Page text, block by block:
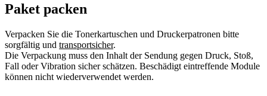
Paket packen
Verpacken Sie die Tonerkartuschen und Druckerpatronen bitte
sorgfältig und transportsicher.
Die Verpackung muss den Inhalt der Sendung gegen Druck, Stoß,
Fall oder Vibration sicher schätzen. Beschädigt eintreffende Module
können nicht wiederverwendet werden.